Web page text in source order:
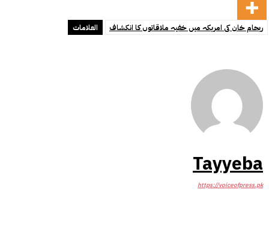
العلامات ریحام خان کی امریکہ میں خفیہ ملاقاتوں کا انکشاف
Tayyeba
https://voiceofpress.pk